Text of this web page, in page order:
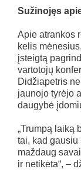
Sužinojęs
Apie atrankos
kelis
įsteigtą
vartotojų
Didžiapetris
jaunojo tyrėjo
daugybė
„Trumpą laiką
tai, kad
maždaug
ir netikėta“, –